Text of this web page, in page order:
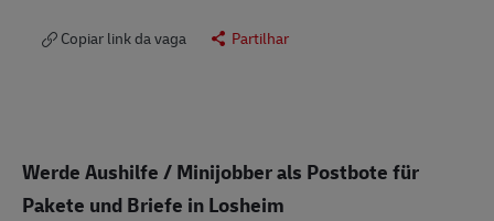
Copiar link da vaga Partilhar
Werde Aushilfe / Minijobber als Postbote für
Pakete und Briefe in Losheim